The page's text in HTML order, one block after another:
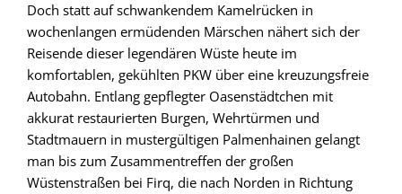
Doch statt auf schwankendem Kamelrücken in
wochenlangen ermüdenden Märschen nähert sich der
Reisende dieser legendären Wüste heute im
komfortablen, gekühlten PKW über eine kreuzungsfreie
Autobahn. Entlang gepflegter Oasenstädtchen mit
akkurat restaurierten Burgen, Wehrtürmen und
Stadtmauern in mustergültigen Palmenhainen gelangt
man bis zum Zusammentreffen der großen
Wüstenstraßen bei Firq, die nach Norden in Richtung